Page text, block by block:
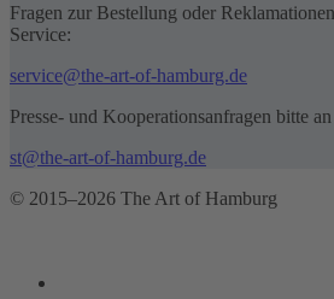
Fragen zur Bestellung oder
Service:
service@the-art-of-hamburg.de
Presse- und Kooperationsanfragen bitte
st@the-art-of-hamburg.de
© 2015–2026 The Art of Hamburg